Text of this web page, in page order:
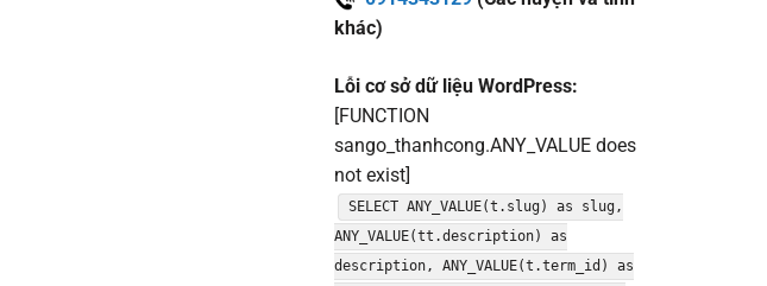
khác)
Lỗi cơ sở dữ liệu WordPress:
[FUNCTION
sango_thanhcong.ANY_VALUE does
not exist]
SELECT ANY_VALUE(t.slug) as slug,
ANY_VALUE(tt.description) as
description, ANY_VALUE(t.term_id) as